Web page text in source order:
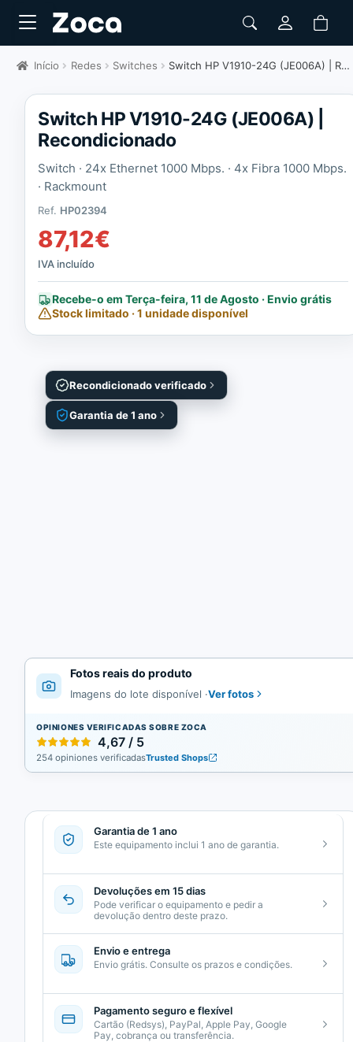
Início Redes Switches Switch HP V1910-24G (JE006A) | Recondicionado
Recondicionado verificado
Garantia de 1 ano
Fotos reais do produto
Imagens do lote disponível ·Ver fotos
OPINIONES VERIFICADAS SOBRE ZOCA
4,67 / 5
254 opiniones verificadasTrusted Shops
Switch HP V1910-24G (JE006A) |
Recondicionado
Switch · 24x Ethernet 1000 Mbps. · 4x Fibra 1000 Mbps.
· Rackmount
Ref. HP02394
87,12€
IVA incluído
Recebe-o em Terça-feira, 11 de Agosto · Envio grátis
Stock limitado · 1 unidade disponível
Garantia de 1 ano
Este equipamento inclui 1 ano de garantia.
Devoluções em 15 dias
Pode verificar o equipamento e pedir a
devolução dentro deste prazo.
Envio e entrega
Envio grátis. Consulte os prazos e condições.
Pagamento seguro e flexível
Cartão (Redsys), PayPal, Apple Pay, Google
Pay, cobrança ou transferência.